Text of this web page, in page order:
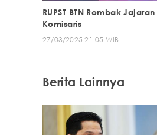
RUPST BTN Rombak Jajaran
Komisaris
27/03/2025 21:05 WIB
Berita Lainnya